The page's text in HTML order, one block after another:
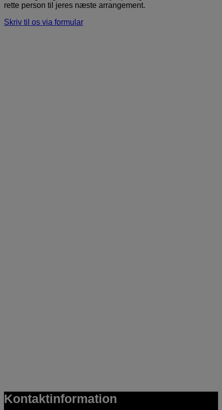
rette person til jeres næste arrangement.
Skriv til os via formular
Kontaktinformation